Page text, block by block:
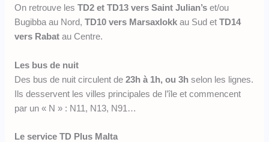
On retrouve les TD2 et TD13 vers Saint Julian’set/ou
Bugibba au Nord, TD10 vers Marsaxlokkau Sud et TD14
vers Rabatau Centre.
Les bus de nuit
Des bus de nuit circulent de 23h à 1h, ou 3hselon les lignes.
Ils desservent les villes principales de l’île et commencent
par un « N » : N11, N13, N91…
Le service TD Plus Malta